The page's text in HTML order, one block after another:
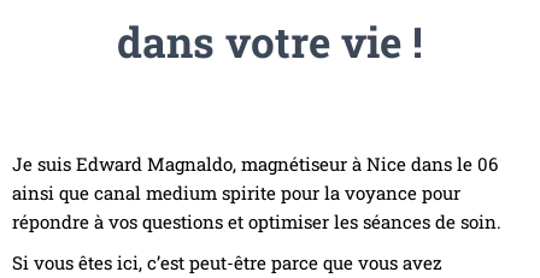
dans votre vie !
Je suis Edward Magnaldo, magnétiseur à Nice dans le 06
ainsi que canal medium spirite pour la voyance pour
répondre à vos questions et optimiser les séances de soin.
Si vous êtes ici, c’est peut-être parce que vous avez